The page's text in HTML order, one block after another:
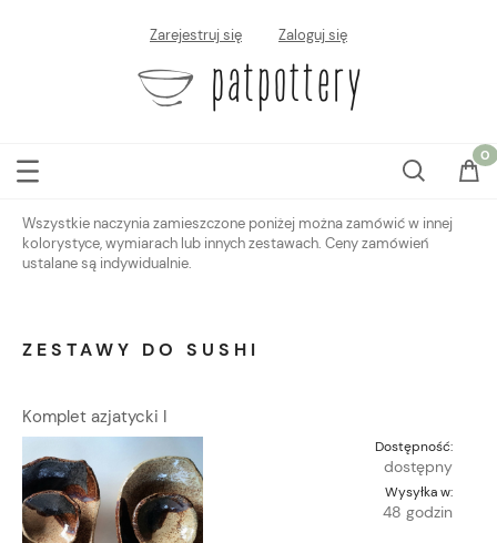
Zarejestruj się Zaloguj się
Wszystkie naczynia zamieszczone poniżej można zamówić w innej
kolorystyce, wymiarach lub innych zestawach. Ceny zamówień
ustalane są indywidualnie.
ZESTAWY DO SUSHI
Komplet azjatycki I
Dostępność:
dostępny
Wysyłka w:
48 godzin